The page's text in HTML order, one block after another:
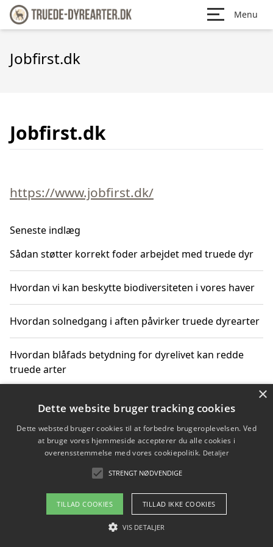
Menu
Jobfirst.dk
Jobfirst.dk
https://www.jobfirst.dk/
Seneste indlæg
Sådan støtter korrekt foder arbejdet med truede dyr
Hvordan vi kan beskytte biodiversiteten i vores haver
Hvordan solnedgang i aften påvirker truede dyrearter
Hvordan blåfads betydning for dyrelivet kan redde
truede arter
Hvordan kan gaver til unge voksne støtte bevarelsen
Copyright 2026 - Pilanto Aps
Om / kontakt
Blog Betingelser
×
Dette website bruger tracking cookies
Dette websted bruger cookies til at forbedre brugeroplevelsen. Ved
at bruge vores hjemmeside accepterer du alle cookies i
overensstemmelse med vores cookiepolitik. Detaljer
STRENGT NØDVENDIGE
TILLAD COOKIES TILLAD IKKE COOKIES
VIS DETALJER